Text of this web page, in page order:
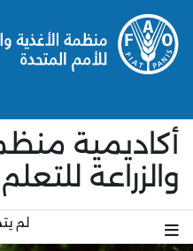
إلى المحتوى الرئيسي
أكاديمية
والزراعة للتعلم
لم